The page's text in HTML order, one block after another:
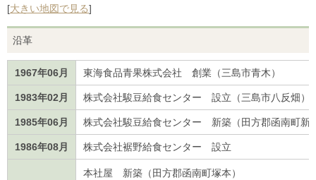
[大きい地図で見る]
沿革
1967年06月 東海食品青果株式会社 創業（三島市青木）
1983年02月 株式会社駿豆給食センター 設立（三島市八反畑）
1985年06月 株式会社駿豆給食センター 新築（田方郡函南町新
1986年08月 株式会社裾野給食センター 設立
本社屋 新築（田方郡函南町塚本）